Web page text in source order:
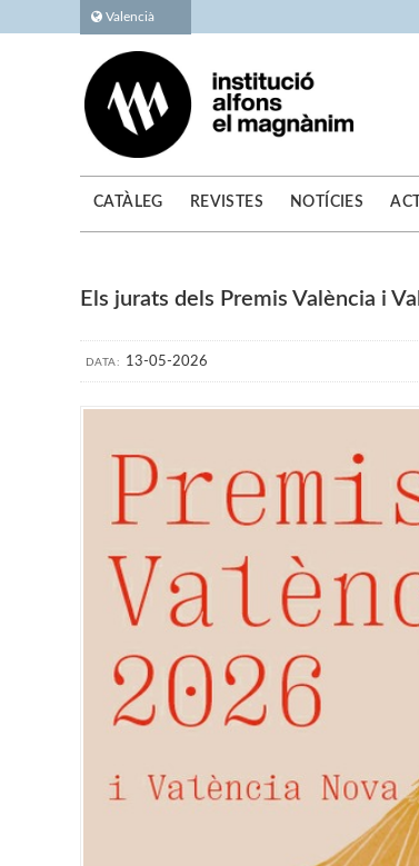
Valencià
CATÀLEG REVISTES NOTÍCIES
Els jurats dels Premis València i
DATA: 13-05-2026